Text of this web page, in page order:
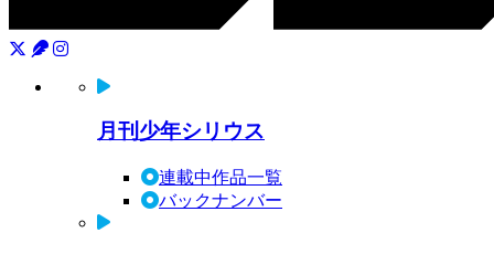
月刊少年シリウス
連載中作品一覧
バックナンバー